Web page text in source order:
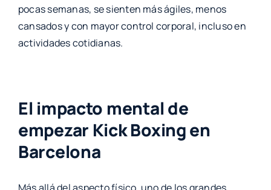
pocas semanas, se sienten más ágiles, menos
cansados y con mayor control corporal, incluso en
actividades cotidianas.
El impacto mental de
empezar Kick Boxing en
Barcelona